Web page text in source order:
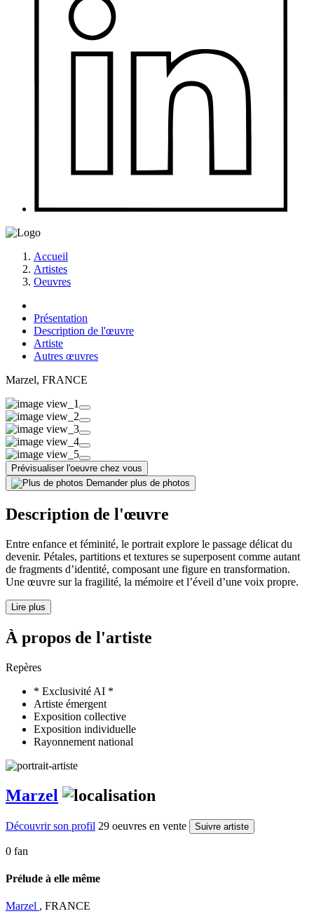
Accueil
Artistes
Oeuvres
Présentation
Description de l'œuvre
Artiste
Autres œuvres
Marzel, FRANCE
Prévisualiser l'oeuvre chez vous
Demander plus de photos
Description de l'œuvre
Entre enfance et féminité, le portrait explore le passage délicat du
devenir. Pétales, partitions et textures se superposent comme autant
de fragments d’identité, composant une figure en transformation.
Une œuvre sur la fragilité, la mémoire et l’éveil d’une voix propre.
Lire plus
À propos de l'artiste
Repères
* Exclusivité AI *
Artiste émergent
Exposition collective
Exposition individuelle
Rayonnement national
Marzel
Découvrir son profil 29 oeuvres en vente Suivre artiste
0 fan
Prélude à elle même
Marzel , FRANCE